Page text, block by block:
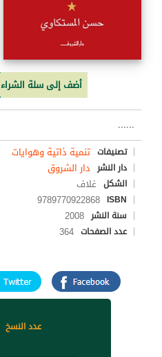
أضف إلى سلة الشراء
......
تصنيفات تنمية ذاتية وهوايات
دار النشر دار الشروق
الشكل غلاف
ISBN
9789770922868
سنة النشر 2008
عدد الصفحات 364
عدد النسخ